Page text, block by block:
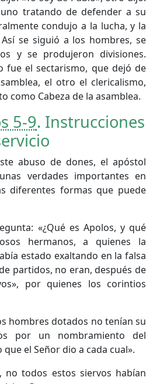
uno tratando de defender a su
condujo a la lucha, y la
se siguió a los hombres, se
y se produjeron divisiones.
fue el sectarismo, que dejó de
el otro el clericalismo,
como Cabeza de la asamblea.
5-9. Instrucciones
abuso de dones, el apóstol
verdades importantes en
diferentes formas que puede
«¿Qué es Apolos, y qué
hermanos, a quienes la
estado exaltando en la falsa
partidos, no eran, después de
por quienes los corintios
hombres dotados no tenían su
por un nombramiento del
el Señor dio a cada cual».
no todos estos siervos habían